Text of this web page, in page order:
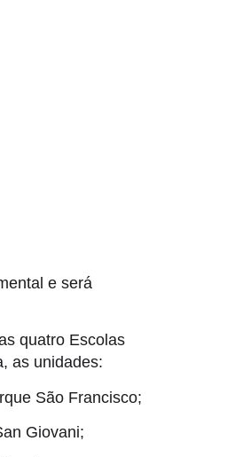
e será
quatro Escolas
as unidades:
São Francisco;
Giovani;